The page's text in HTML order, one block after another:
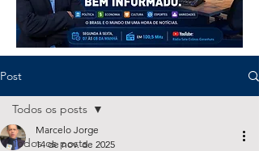
Post
Todos os posts
Todos os posts
Marcelo Jorge
14 de nov. de 2025